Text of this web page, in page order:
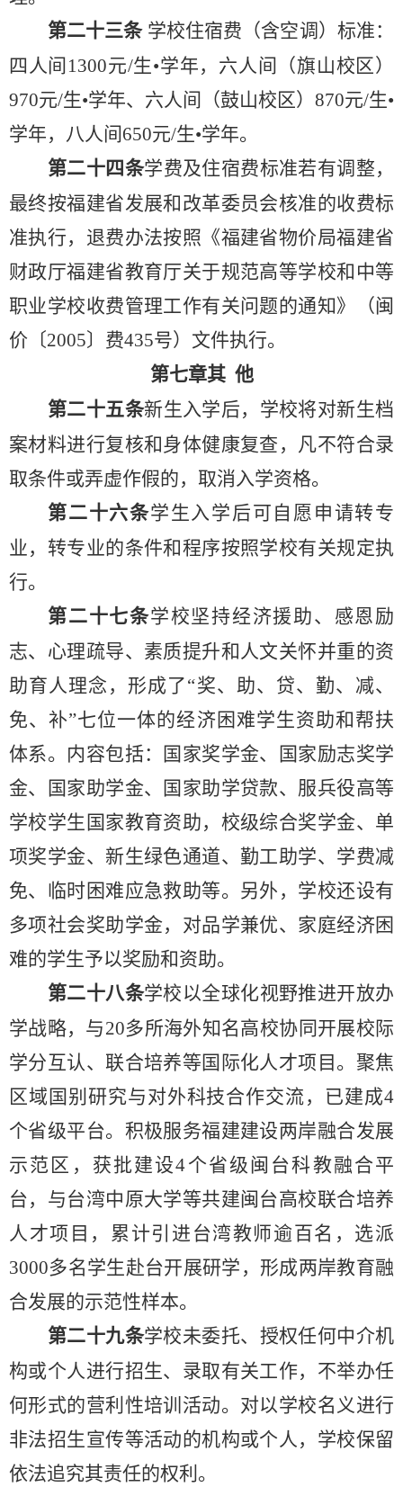
第二十三条 学校住宿费（含空调）标准：
四人间 1300元/生•学年，六人间（旗山校区）
970元/生•学年、六人间（鼓山校区）870元/生•
学年，八人间650元/生•学年。
第二十四条学费及住宿费标准若有调整，
最终按福建省发展和改革委员会核准的收费标
准执行，退费办法按照《福建省物价局福建省
财政厅福建省教育厅关于规范高等学校和中等
职业学校收费管理工作有关问题的通知》（闽
价〔2005〕费435号）文件执行。
第七章其 他
第二十五条新生入学后，学校将对新生档
案材料进行复核和身体健康复查，凡不符合录
取条件或弄虚作假的，取消入学资格。
第二十六条学生入学后可 自愿 申请转专
业，转专业的条件和程序按照学校有关规定执
行。
第二十七条学校坚持经济援助、感恩励
志、心理疏导、素质提升和人文关怀并重的资
助育人理念，形成了“奖、助、贷、勤、减、
免、补”七位一体的经济困难学生资助和帮扶
体系。内容包括：国家奖学金、国家励志奖学
金、国家助学金、国家助学贷款、服兵役高等
学校学生国家教育资助，校级综合奖学金、单
项奖学金、新生绿色通道、勤工助学、学费减
免、临时困难应急救助等。另外，学校还设有
多项社会奖助学金，对品学兼优、家庭经济困
难的学生予以奖励和资助。
第二十八条学校以全球化视野推进开放办
学战略，与20多所海外知名高校协同开展校际
学分互认、联合培养等国际化人才项目。聚焦
区域国别研究与对外科技合作交流，已建成4
个省级平台。积极服务福建建设两岸融合发展
示范区，获批建设4个省级闽台科教融合平
台，与台湾中原大学等共建闽台高校联合培养
人才项目，累计引进台湾教师逾百名，选派
3000多名学生赴台开展研学，形成两岸教育融
合发展的示范性样本。
第二十九条学校未委托、授权任何中介机
构或个人进行招生、录取有关工作，不举办任
何形式的营利性培训活动。对以学校名义进行
非法招生宣传等活动的机构或个人，学校保留
依法追究其责任的权利。